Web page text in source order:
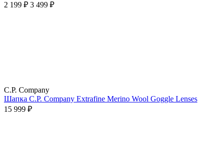
2 199 ₽ 3 499 ₽
C.P. Company
Шапка C.P. Company Extrafine Merino Wool Goggle Lenses
15 999 ₽